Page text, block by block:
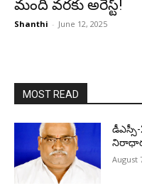
మంది వ‌ర‌కు అరెస్ట్!
Shanthi - June 12, 2025
MOST READ
August